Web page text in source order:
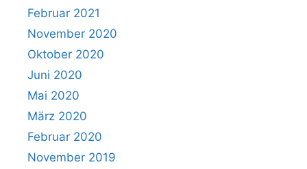
Februar 2021
November 2020
Oktober 2020
Juni 2020
Mai 2020
März 2020
Februar 2020
November 2019